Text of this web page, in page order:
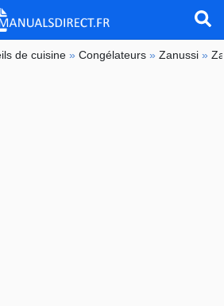
de cuisine »Congélateurs »Zanussi »